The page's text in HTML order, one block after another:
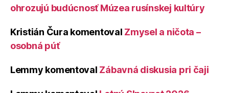
ohrozujú budúcnosť Múzea rusínskej kultúry
Kristián Čura komentoval Zmysel a ničota –
osobná púť
Lemmy komentoval Zábavná diskusia pri čaji